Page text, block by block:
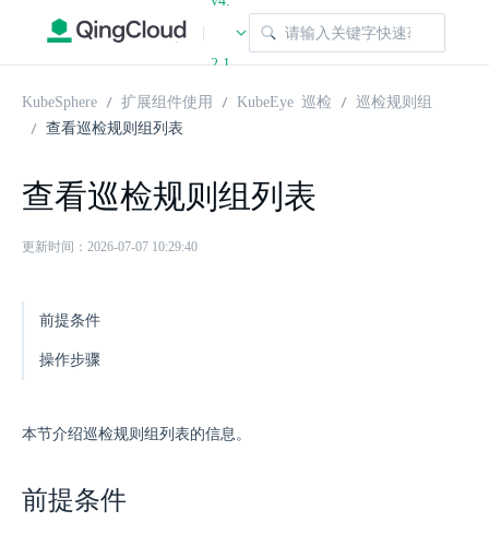
|
2.1
KubeSphere 扩展组件使用 KubeEye 巡检
巡检规则组
查看巡检规则组列表
查看巡检规则组列表
更新时间：2026-07-07 10:29:40
前提条件
操作步骤
本节介绍巡检规则组列表的信息。
前提条件